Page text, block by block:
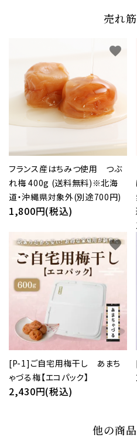
売れ
フランス産はちみつ使用 つぶ
れ梅 400g (送料無料)※北海
道・沖縄県対象外(別途700円)
1,800円(税込)
favorite
[P-1]ご自宅用梅干し あまち
ゃづる梅【エコパック】
2,430円(税込)
favorite
他の商